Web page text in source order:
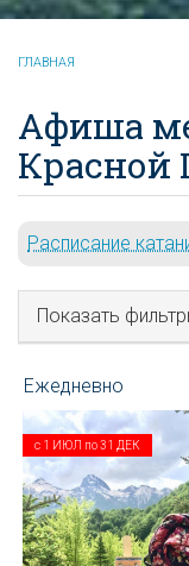
ГЛАВНАЯ
Афиша
Красной
Расписание
Показать
с 1 ИЮЛ по31 ДЕК